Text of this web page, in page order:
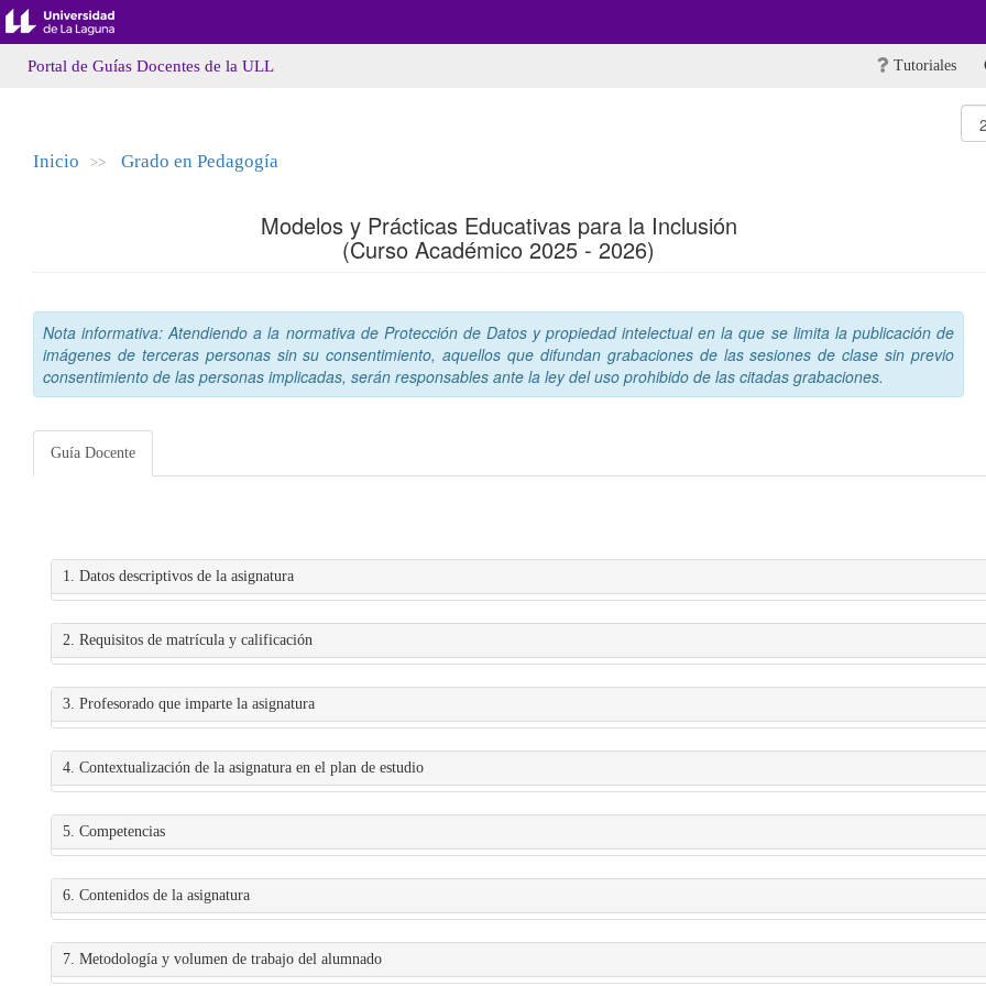
Portal de Guías Docentes de la ULL Tutoriales
Inicio >> Grado en Pedagogía
Modelos y Prácticas Educativas para la Inclusión
(Curso Académico 2025 - 2026)
Nota informativa: Atendiendo a la normativa de Protección de Datos y propiedad intelectual en la que se limita la publicación de
imágenes de terceras personas sin su consentimiento, aquellos que difundan grabaciones de las sesiones de clase sin previo
consentimiento de las personas implicadas, serán responsables ante la ley del uso prohibido de las citadas grabaciones.
Guía Docente
1. Datos descriptivos de la asignatura
2. Requisitos de matrícula y calificación
3. Profesorado que imparte la asignatura
4. Contextualización de la asignatura en el plan de estudio
5. Competencias
6. Contenidos de la asignatura
7. Metodología y volumen de trabajo del alumnado